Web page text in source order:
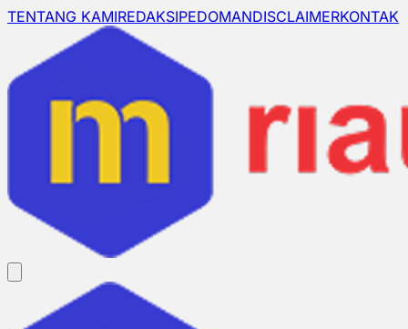
TENTANG KAMIREDAKSIPEDOMANDISCLAIMERKONTAK